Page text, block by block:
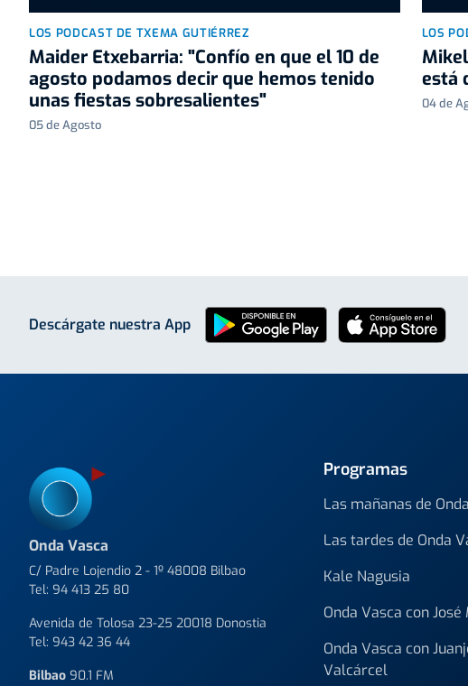
LOS PODCAST DE TXEMA GUTIÉRREZ
Maider Etxebarria: "Confío en que el 10 de
agosto podamos decir que hemos tenido
unas fiestas sobresalientes"
05 de Agosto
LOS
está
04 de
Descárgate nuestra App
Programas
Las mañanas de
Las tardes de Onda
Kale Nagusia
Onda Vasca con
Onda Vasca con
Valcárcel
Onda Vasca
C/ Padre Lojendio 2 - 1º 48008 Bilbao
Tel: 94 413 25 80
Avenida de Tolosa 23-25 20018 Donostia
Tel: 943 42 36 44
Bilbao 90.1 FM